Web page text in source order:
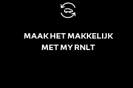
MAAK HET MAKKELIJK
MET MY RNLT